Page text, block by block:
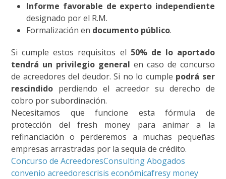
Informe favorable de experto independiente
designado por el R.M.
Formalización en documento público.
Si cumple estos requisitos el 50% de lo aportado
tendrá un privilegio general en caso de concurso
de acreedores del deudor. Si no lo cumple podrá ser
rescindido perdiendo el acreedor su derecho de
cobro por subordinación.
Necesitamos que funcione esta fórmula de
protección del fresh money para animar a la
refinanciación o perderemos a muchas pequeñas
empresas arrastradas por la sequía de crédito.
Concurso de AcreedoresConsulting Abogados
convenio acreedorescrisis económicafresy money